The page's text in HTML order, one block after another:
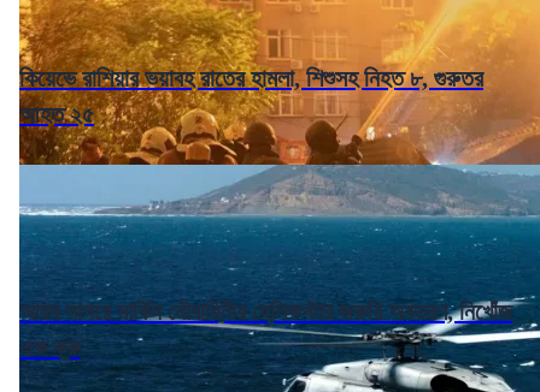
কিয়েভে রাশিয়ার ভয়াবহ রাতের হামলা, শিশুসহ নিহত ৮, গুরুতর
আহত ২৫
আরব সাগরে মার্কিন নৌবাহিনীর হেলিকপ্টার জরুরি অবতরণ, নিখোঁজ
এক ক্রু